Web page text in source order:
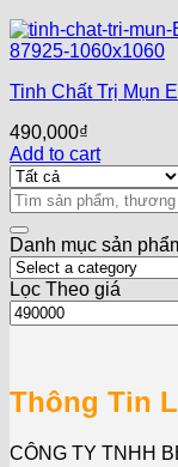
Tinh Chất Trị Mụn
490,000₫
Add to cart
Search
for:
Danh mục sản
Lọc Theo giá
Min
price
Thông Tin
CÔNG TY TNHH